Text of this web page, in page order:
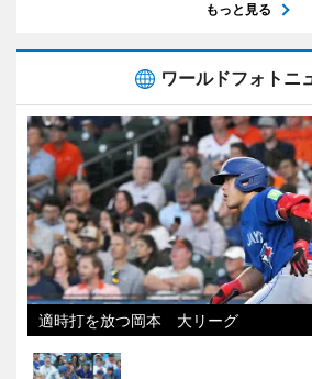
もっと見る
ワールドフォトニ
適時打を放つ岡本 大リーグ